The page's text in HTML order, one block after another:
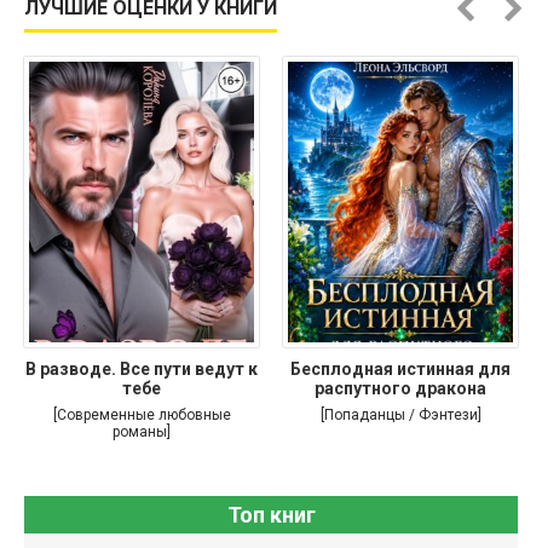
ЛУЧШИЕ ОЦЕНКИ У КНИГИ
В разводе. Все пути ведут к
тебе
[Современные любовные
романы]
Бесплодная истинная для
распутного дракона
[Попаданцы / Фэнтези]
Топ книг